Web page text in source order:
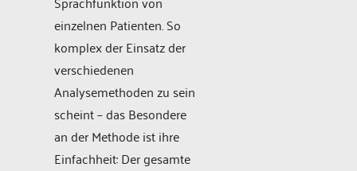
einzelnen Patienten. So
komplex der Einsatz der
verschiedenen
Analysemethoden zu sein
scheint – das Besondere
an der Methode ist ihre
Einfachheit: Der gesamte